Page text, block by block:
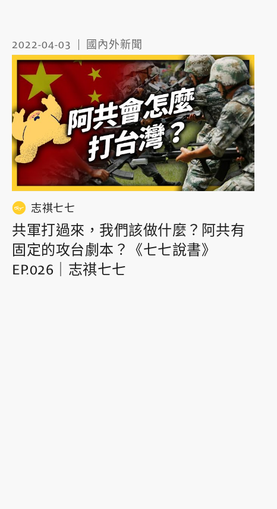
2022-04-03 國內外新聞
志祺七七
共軍打過來，我們該做什麼？阿共有
固定的攻台劇本？《七七說書》
EP.026｜志祺七七